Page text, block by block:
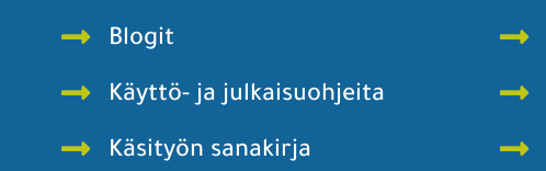
Blogit
Käyttö- ja julkaisuohjeita
Käsityön sanakirja